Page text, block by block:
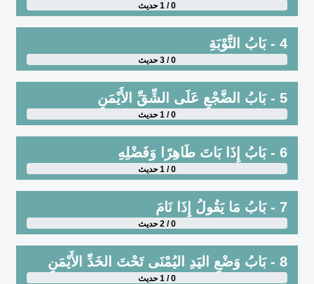
0 / 1 حديث
4 - بَابُ التَّوْبَةِ
0 / 3 حديث
5 - بَابُ الضَّجْعِ عَلَى الشِّقِّ الأَيْمَنِ
0 / 1 حديث
6 - بَابُ إِذَا بَاتَ طَاهِرًا وَفَضْلِهِ
0 / 1 حديث
7 - بَابُ مَا يَقُولُ إِذَا نَامَ
0 / 2 حديث
8 - بَابُ وَضْعِ اليَدِ اليُمْنَى تَحْتَ الخَدِّ الأَيْمَنِ
0 / 1 حديث